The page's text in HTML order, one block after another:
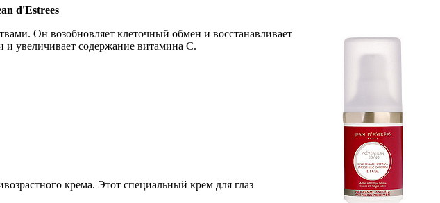
d'Estrees
Он возобновляет клеточный обмен и восстанавливает
и увеличивает содержание витамина С.
крема. Этот специальный крем для глаз